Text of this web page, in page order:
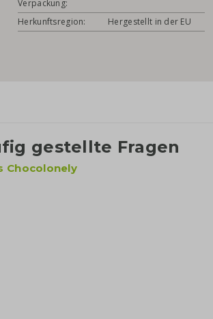
Verpackung:
Herkunftsregion: Hergestellt in der EU
gestellte Fragen
Chocolonely